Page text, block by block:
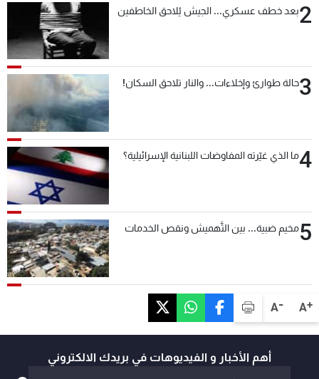
A+
A-
2بعد خطف عسكري... الجيش يُلاحق الخاطفين
3حالة طوارئ وإخلاءات... والنار تلاحق السكان!
4ما الذي غيّرته المفاوضات اللبنانية الإسرائيلية؟
5مخيم ضبية... بين التَّهميش ونقص الخدمات
أهم الأخبار و الفيديوهات في بريدك الالكتروني